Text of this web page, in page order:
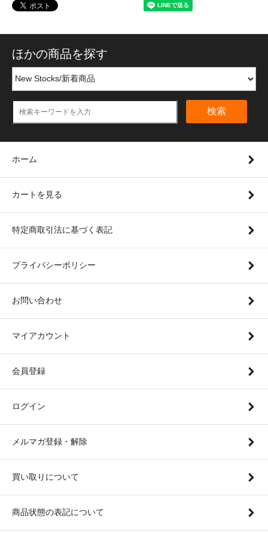
ほかの商品を探す
検索
ホーム
カートを見る
特定商取引法に基づく表記
プライバシーポリシー
お問い合わせ
マイアカウント
会員登録
ログイン
メルマガ登録・解除
買い取りについて
商品状態の表記について